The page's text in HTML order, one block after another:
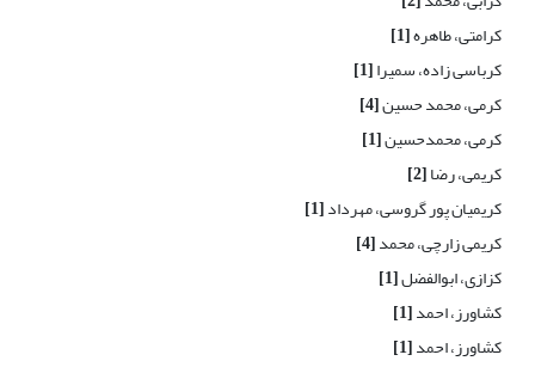
کرامتی، طاهره[1]
کرباسی زاده، سمیرا[1]
کرمی، محمد حسین[4]
کرمی، محمدحسین[1]
کریمی، رضا[2]
کریمیان پور گروسی، مهرداد[1]
کریمی زارچی، محمد[4]
کزازی، ابوالفضل[1]
کشاورز، احمد[1]
کشاورز، احمد[1]